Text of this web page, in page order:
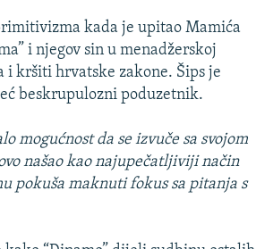
kada je upitao Mamića
i njegov sin u menadžerskoj
kršiti hrvatske zakone. Šips je
beskrupulozni poduzetnik.
mogućnost da se izvuče sa svojom
našao kao najupečatljiviji način
pokuša maknuti fokus sa pitanja s